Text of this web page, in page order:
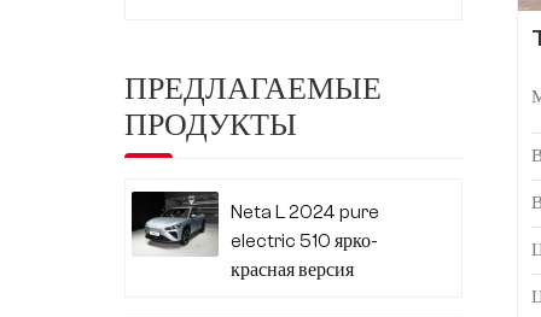
ПРЕДЛАГАЕМЫЕ
ПРОДУКТЫ
Neta L 2024 pure
electric 510 ярко-
красная версия